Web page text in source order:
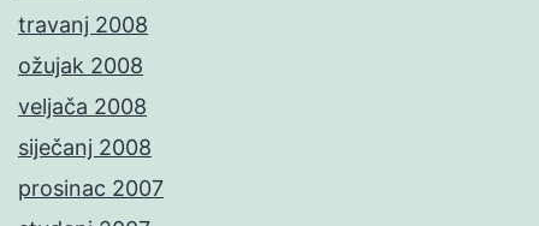
travanj 2008
ožujak 2008
veljača 2008
siječanj 2008
prosinac 2007